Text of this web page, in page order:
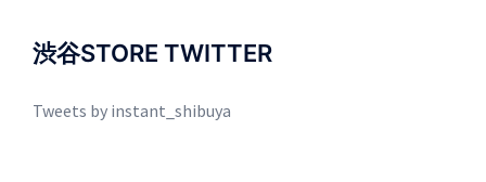
渋谷STORE TWITTER
Tweets by instant_shibuya